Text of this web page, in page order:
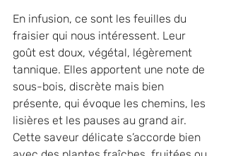
En infusion, ce sont les feuilles du
fraisier qui nous intéressent. Leur
goût est doux, végétal, légèrement
tannique. Elles apportent une note de
sous-bois, discrète mais bien
présente, qui évoque les chemins, les
lisières et les pauses au grand air.
Cette saveur délicate s’accorde bien